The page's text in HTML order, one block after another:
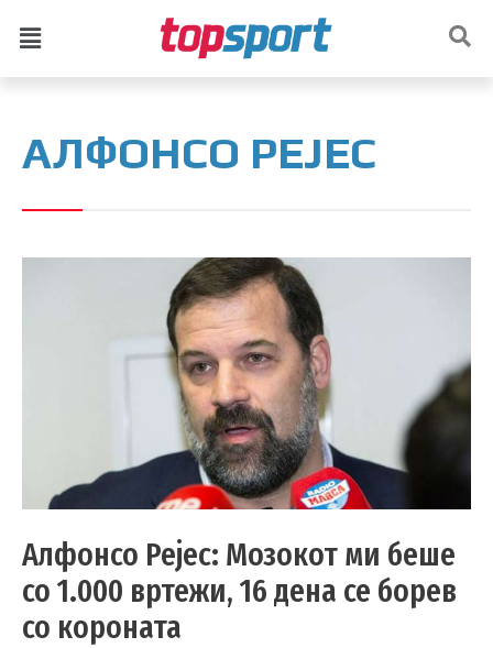
АЛФОНСО РЕЈЕС
Алфонсо Рејес: Мозокот ми беше
со 1.000 вртежи, 16 дена се борев
со короната